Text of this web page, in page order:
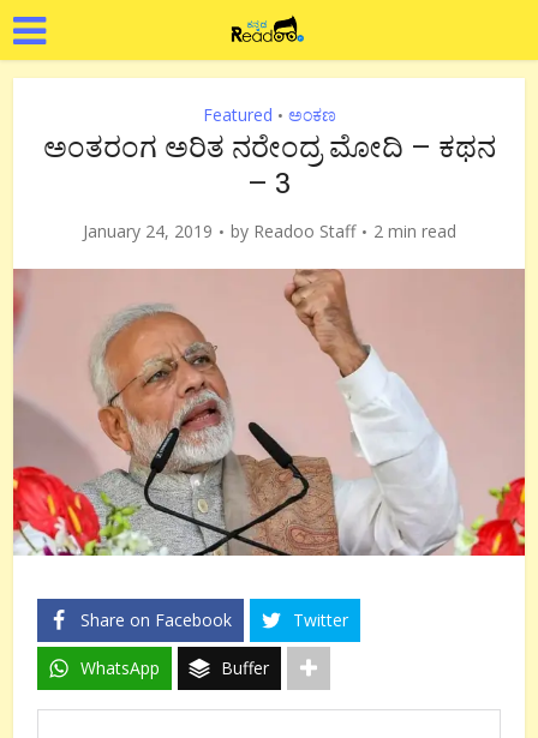
Featured • ಅಂಕಣ
ಅಂತರಂಗ ಅರಿತ ನರೇಂದ್ರ ಮೋದಿ – ಕಥನ
– 3
January 24, 2019 by Readoo Staff 2 min read
Share on Facebook Twitter
WhatsApp Buffer